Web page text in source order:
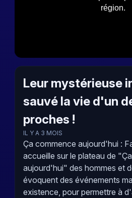
Leur mystérieuse
sauvé la vie d'un
proches !
IL Y A 3 MOIS
Ça commence aujourd'hui :
accueille sur le plateau de
aujourd'hui" des hommes et
évoquent des événements
existence, pour permettre à